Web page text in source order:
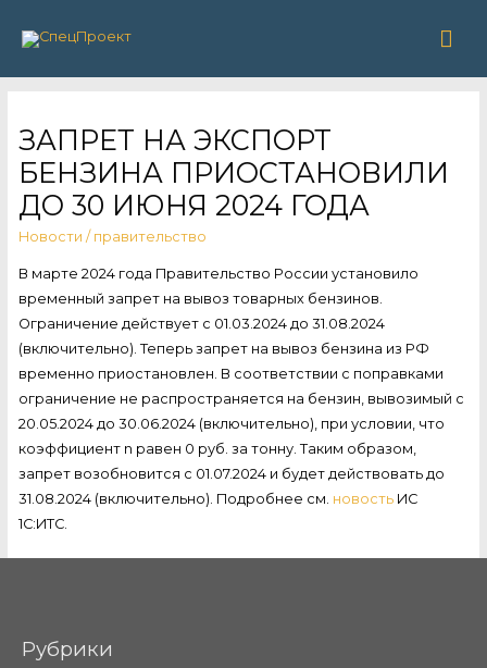
ЗАПРЕТ НА ЭКСПОРТ
БЕНЗИНА ПРИОСТАНОВИЛИ
ДО 30 ИЮНЯ 2024 ГОДА
Новости / правительство
В марте 2024 года Правительство России установило
временный запрет на вывоз товарных бензинов.
Ограничение действует с 01.03.2024 до 31.08.2024
(включительно). Теперь запрет на вывоз бензина из РФ
временно приостановлен. В соответствии с поправками
ограничение не распространяется на бензин, вывозимый с
20.05.2024 до 30.06.2024 (включительно), при условии, что
коэффициент n равен 0 руб. за тонну. Таким образом,
запрет возобновится с 01.07.2024 и будет действовать до
31.08.2024 (включительно). Подробнее см. новостьИС
1С:ИТС.
Рубрики